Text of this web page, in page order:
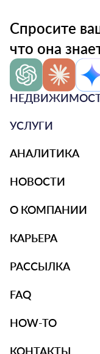
Спросите
что она
УСЛУГИ
АНАЛИТИКА
НОВОСТИ
О КОМПАНИИ
КАРЬЕРА
РАССЫЛКА
FAQ
HOW-TO
КОНТАКТЫ